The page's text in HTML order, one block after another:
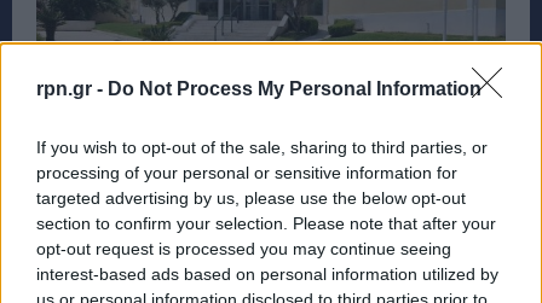
rpn.gr - Do Not Process My Personal Information
If you wish to opt-out of the sale, sharing to third parties, or
processing of your personal or sensitive information for
targeted advertising by us, please use the below opt-out
section to confirm your selection. Please note that after your
opt-out request is processed you may continue seeing
interest-based ads based on personal information utilized by
Ραφήνα- Πικέρμι: Αυτοί είναι οι νέοι
Δημοτικοί και Κοινοτικοί Σύμβουλοι που
εκλέγονται από όλες τις